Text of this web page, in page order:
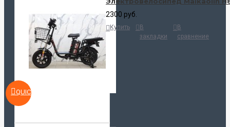
QUICKVIEW
2300 руб.
Купить
В
закладки
В
сравнение